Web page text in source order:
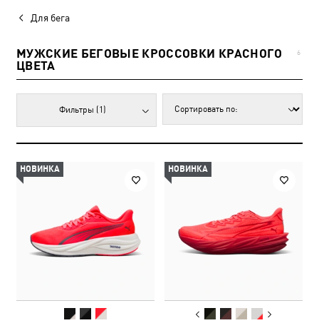
Для бега
МУЖСКИЕ БЕГОВЫЕ КРОССОВКИ КРАСНОГО
ЦВЕТА
6
Фильтры (1)
НОВИНКА НОВИНКА